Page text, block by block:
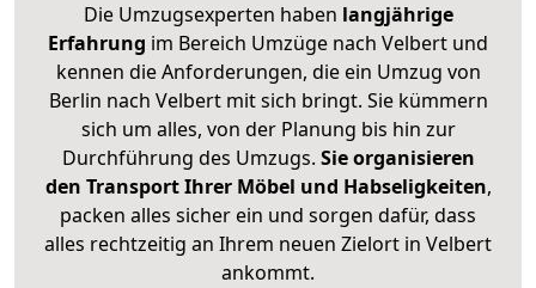
Die Umzugsexperten haben langjährige
Erfahrung im Bereich Umzüge nach Velbert und
kennen die Anforderungen, die ein Umzug von
Berlin nach Velbert mit sich bringt. Sie kümmern
sich um alles, von der Planung bis hin zur
Durchführung des Umzugs. Sie organisieren
den Transport Ihrer Möbel und Habseligkeiten,
packen alles sicher ein und sorgen dafür, dass
alles rechtzeitig an Ihrem neuen Zielort in Velbert
ankommt.